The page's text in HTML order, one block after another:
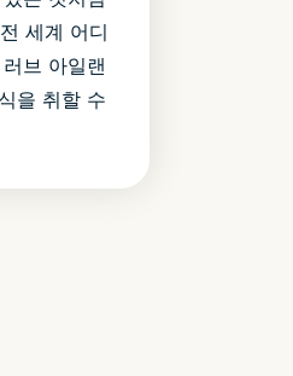
세계 어디
브 아일랜
을 취할 수